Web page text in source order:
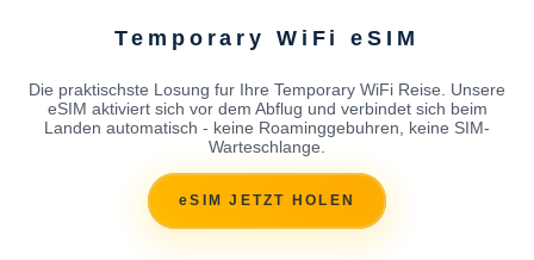
Temporary WiFi eSIM
Die praktischste Losung fur Ihre Temporary WiFi Reise. Unsere
eSIM aktiviert sich vor dem Abflug und verbindet sich beim
Landen automatisch - keine Roaminggebuhren, keine SIM-
Warteschlange.
eSIM JETZT HOLEN